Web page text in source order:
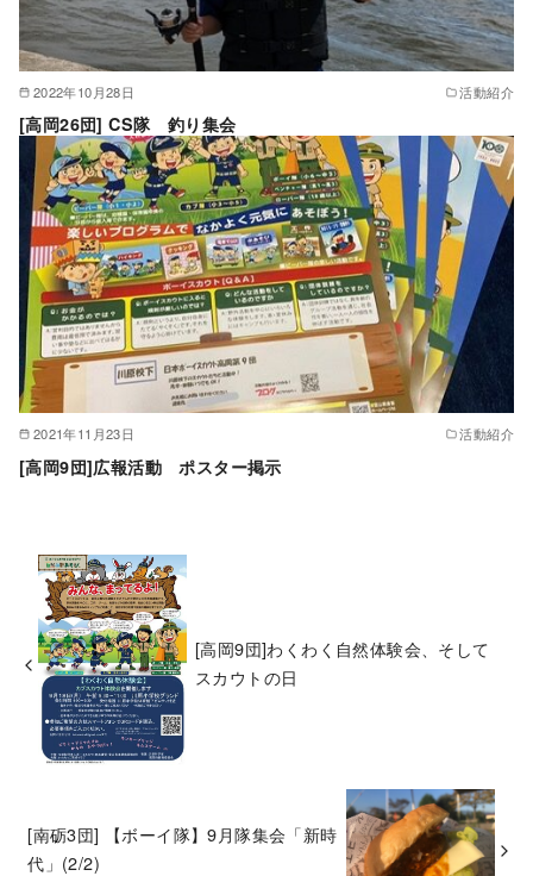
2022年10月28日 活動紹介
[高岡26団] CS隊 釣り集会
2021年11月23日 活動紹介
[高岡9団]広報活動 ポスター掲示
[高岡9団]わくわく自然体験会、そして
スカウトの日
[南砺3団] 【ボーイ隊】9月隊集会「新時
代」(2/2)